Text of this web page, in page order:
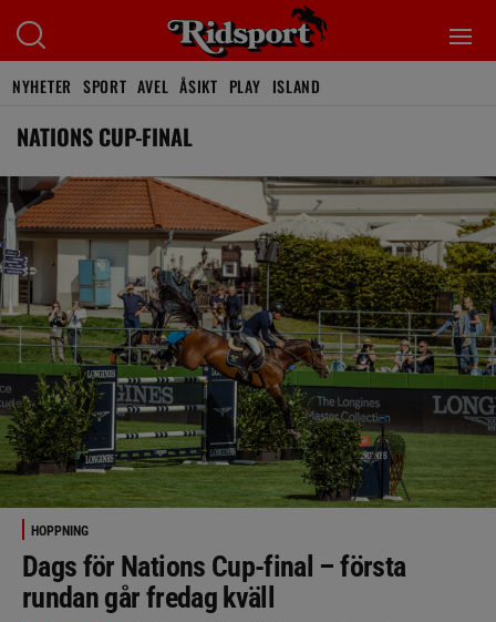
NYHETER SPORT AVEL ÅSIKT PLAY ISLAND
NATIONS CUP-FINAL
HOPPNING
Dags för Nations Cup-final – första
rundan går fredag kväll